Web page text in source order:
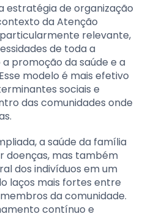
estratégia de organização
da Atenção
particularmente relevante,
de toda a
promoção da saúde e a
modelo é mais efetivo
sociais e
das comunidades onde
a saúde da família
doenças, mas também
dos indivíduos em um
laços mais fortes entre
da comunidade.
contínuo e